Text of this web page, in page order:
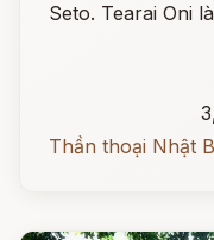
Seto. Tearai Oni
Thần thoại Nhật